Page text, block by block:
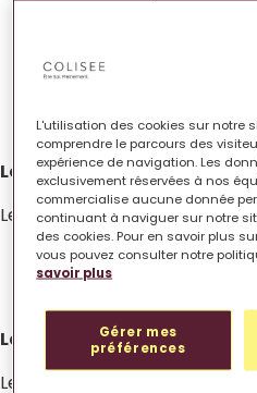
: les
d’expliquer les actions
sont évaluées par le
Les engagements des
Les personnes qui déposent
partager une
Les engagements des
Les établissements Colisée
L'utilisation des cookies sur notre
comprendre le parcours des
expérience de navigation. Les
exclusivement réservées à nos
commercialise aucune donnée
continuant à naviguer sur notre
des cookies. Pour en savoir plus
vous pouvez consulter notre
savoir plus
Gérer mes
préférences